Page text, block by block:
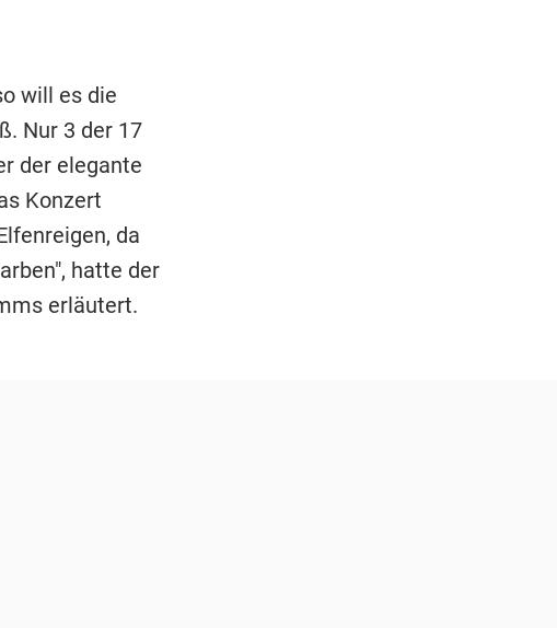
will es die
Nur 3 der 17
der elegante
Konzert
da
hatte der
erläutert.